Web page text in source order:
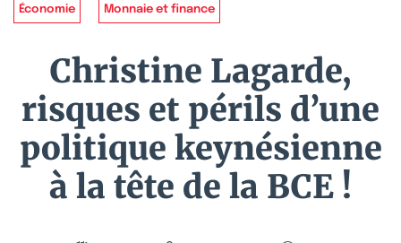
Économie Monnaie et finance
Christine Lagarde,
risques et périls d’une
politique keynésienne
à la tête de la BCE !